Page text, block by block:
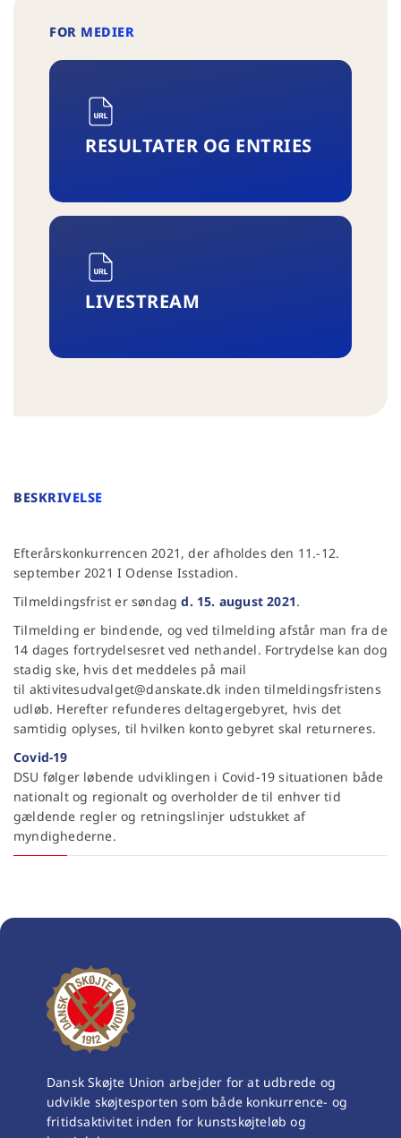
FOR MEDIER
RESULTATER OG ENTRIES
LIVESTREAM
BESKRIVELSE
Efterårskonkurrencen 2021, der afholdes den 11.-12.
september 2021 I Odense Isstadion.
Tilmeldingsfrist er søndagd. 15. august 2021.
Tilmelding er bindende, og ved tilmelding afstår man fra de
14 dages fortrydelsesret ved nethandel. Fortrydelse kan dog
stadig ske, hvis det meddeles på mail
til aktivitesudvalget@danskate.dk inden tilmeldingsfristens
udløb. Herefter refunderes deltagergebyret, hvis det
samtidig oplyses, til hvilken konto gebyret skal returneres.
Covid-19
DSU følger løbende udviklingen i Covid-19 situationen både
nationalt og regionalt og overholder de til enhver tid
gældende regler og retningslinjer udstukket af
myndighederne.
Dansk Skøjte Union arbejder for at udbrede og
udvikle skøjtesporten som både konkurrence- og
fritidsaktivitet inden for kunstskøjteløb og